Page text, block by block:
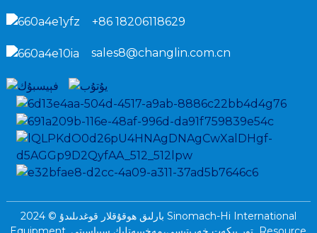
+86 18206118629
sales8@changlin.com.cn
بارلىق ھوقۇقلار قوغدىلىدۇ © 2024 Sinomach-Hi International